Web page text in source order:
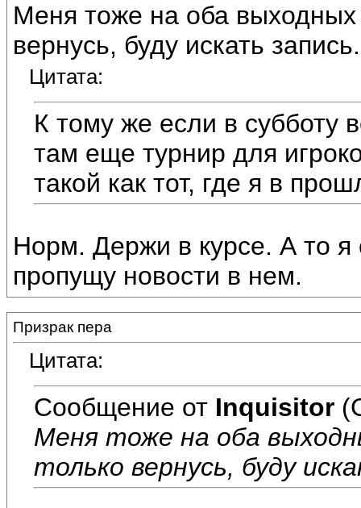
Меня тоже на оба выходных
вернусь, буду искать запись.
Цитата:
К тому же если в субботу
там еще турнир для
такой как тот, где я в
Норм. Держи в курсе. А то я
пропущу новости в нем.
Призрак пера
Цитата:
Сообщение от Inquisitor
Меня тоже на оба
только вернусь, буду